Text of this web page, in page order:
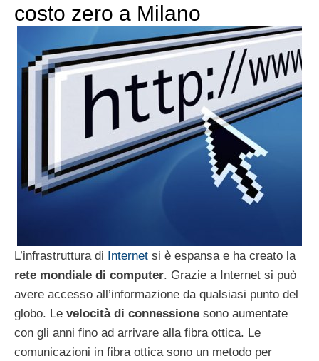
costo zero a Milano
L’infrastruttura di Internet si è espansa e ha creato la
rete mondiale di computer. Grazie a Internet si può
avere accesso all’informazione da qualsiasi punto del
globo. Le velocità di connessione sono aumentate
con gli anni fino ad arrivare alla fibra ottica. Le
comunicazioni in fibra ottica sono un metodo per